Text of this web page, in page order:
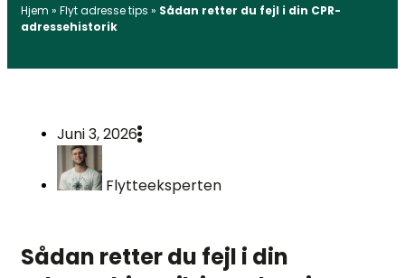
Hjem » Flyt adresse tips » Sådan retter du fejl i din CPR-
adressehistorik
Juni 3, 2026
Flytteeksperten
Sådan retter du fejl i din